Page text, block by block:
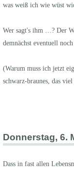
was weiß ich wie wüst
Wer sagt's ihm …? Der
demnächst eventuell
(Warum muss ich jetzt
schwarz-braunes, das
Donnerstag, 6.
Dass in fast allen